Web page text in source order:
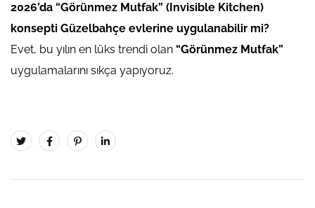
2026’da “Görünmez Mutfak” (Invisible Kitchen)
konsepti Güzelbahçe evlerine uygulanabilir mi?
Evet, bu yılın en lüks trendi olan “Görünmez Mutfak”
uygulamalarını sıkça yapıyoruz.